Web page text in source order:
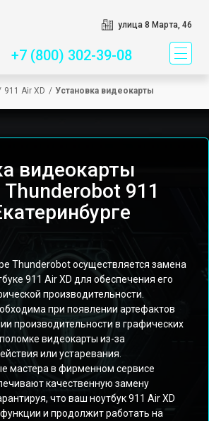
улица 8 Марта, 46
+7 (800) 302-39-08
911 Air XD / Установка видеокарты
видеокарты
Thunderobot 911
Thunderobot осуществляется замена
911 Air XD для обеспечения его
производительности.
при появлении артефактов
производительности в графических
видеокарты из-за
или устаревания.
мастера в фирменном сервисе
качественную замену
что ваш ноутбук 911 Air XD
и продолжит работать на